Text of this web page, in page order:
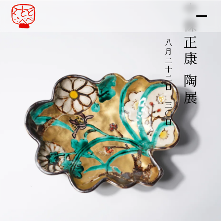
中條正康 陶展
八月二十二日～三〇日